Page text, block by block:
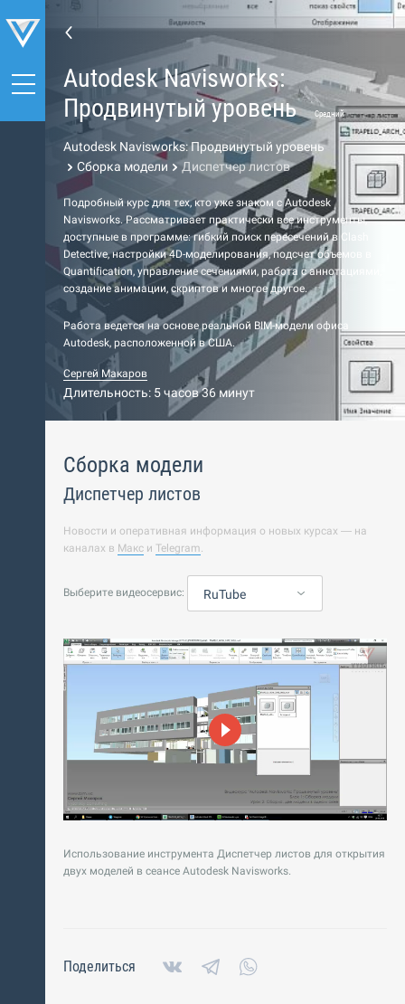
Autodesk Navisworks:
Продвинутый уровень
Средний
Autodesk Navisworks: Продвинутый уровень
Сборка модели
Диспетчер листов
Подробный курс для тех, кто уже знаком с Autodesk
Navisworks. Рассматривает практически все инструменты,
доступные в программе: гибкий поиск пересечений в Clash
Detective, настройки 4D-моделирования, подсчет объемов в
Quantification, управление сечениями, работа с аннотациями,
создание анимации, скриптов и многое другое.
Работа ведется на основе реальной BIM-модели офиса
Autodesk, расположенной в США.
Сергей Макаров
Длительность: 5 часов 36 минут
Сборка модели
Диспетчер листов
Новости и оперативная информация о новых курсах — на
каналах в Макс и Telegram.
Выберите видеосервис: RuTube
Использование инструмента Диспетчер листов для открытия
двух моделей в сеансе Autodesk Navisworks.
Поделиться